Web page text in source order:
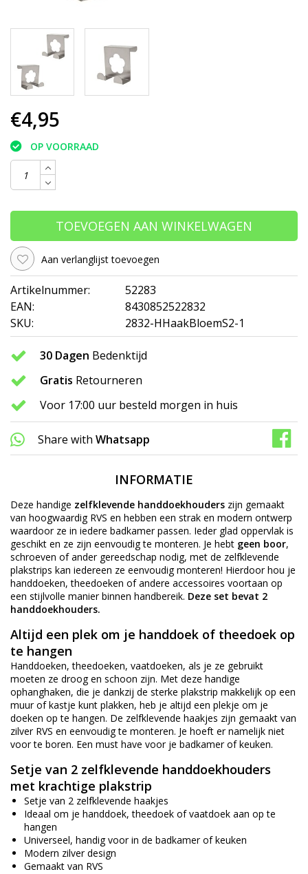
€4,95
OP VOORRAAD
TOEVOEGEN AAN WINKELWAGEN
Aan verlanglijst toevoegen
Artikelnummer:
52283
EAN:
8430852522832
SKU:
2832-HHaakBloemS2-1
30 Dagen Bedenktijd
Gratis Retourneren
Voor 17:00 uur besteld morgen in huis
Share with Whatsapp
INFORMATIE
Deze handige zelfklevende handdoekhouders zijn gemaakt
van hoogwaardig RVS en hebben een strak en modern ontwerp
waardoor ze in iedere badkamer passen. Ieder glad oppervlak is
geschikt en ze zijn eenvoudig te monteren. Je hebt geen boor,
schroeven of ander gereedschap nodig, met de zelfklevende
plakstrips kan iedereen ze eenvoudig monteren! Hierdoor hou je
handdoeken, theedoeken of andere accessoires voortaan op
een stijlvolle manier binnen handbereik. Deze set bevat 2
handdoekhouders.
Altijd een plek om je handdoek of theedoek op
te hangen
Handdoeken, theedoeken, vaatdoeken, als je ze gebruikt
moeten ze droog en schoon zijn. Met deze handige
ophanghaken, die je dankzij de sterke plakstrip makkelijk op een
muur of kastje kunt plakken, heb je altijd een plekje om je
doeken op te hangen. De zelfklevende haakjes zijn gemaakt van
zilver RVS en eenvoudig te monteren. Je hoeft er namelijk niet
voor te boren. Een must have voor je badkamer of keuken.
Setje van 2 zelfklevende handdoekhouders
met krachtige plakstrip
Setje van 2 zelfklevende haakjes
Ideaal om je handdoek, theedoek of vaatdoek aan op te
hangen
Universeel, handig voor in de badkamer of keuken
Modern zilver design
Gemaakt van RVS